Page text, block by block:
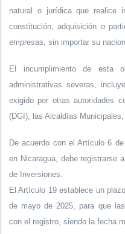
natural o jurídica que realice
constitución, adquisición o
empresas, sin importar su
El incumplimiento de esta
administrativas severas,
exigido por otras autoridades
(DGI), las Alcaldías
De acuerdo con el Artículo 6
en Nicaragua, debe registrarse
de Inversiones.
El Artículo 19 establece un
de mayo de 2025, para que
con el registro, siendo la fecha